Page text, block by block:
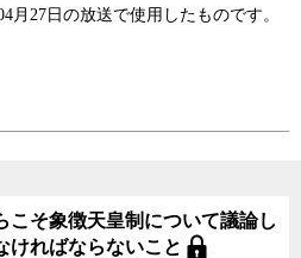
月27日の放送で使用したものです。
こそ象徴天皇制について議論し
ければならないこと